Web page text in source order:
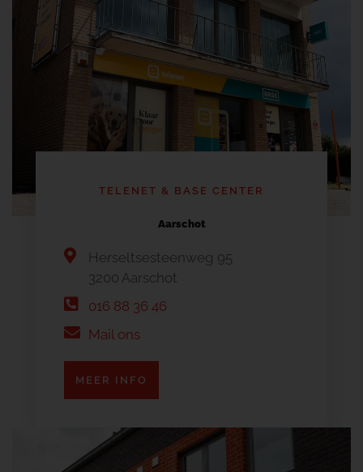
TELENET & BASE CENTER
Aarschot
Herseltsesteenweg 95
3200 Aarschot
016 88 36 46
Mail ons
MEER INFO